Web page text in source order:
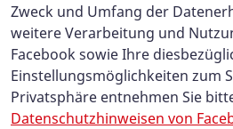
Zweck und Umfang der
weitere Verarbeitung und
Facebook sowie Ihre
Einstellungsmöglichkeiten zum
Privatsphäre entnehmen Sie
Datenschutzhinweisen von